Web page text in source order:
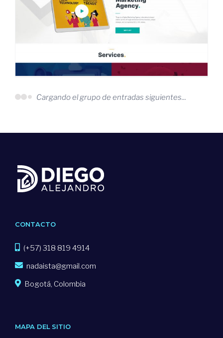
Sitios Web
Más información
Tingo Agency
Cargando el grupo de entradas siguientes...
CONTACTO
(+57) 318 819 4914
nadaista@gmail.com
Bogotá, Colombia
MAPA DEL SITIO